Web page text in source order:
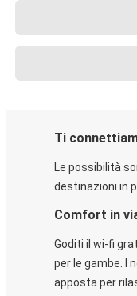
Ti
Le possibilità
destinazioni in
Comfort in
Goditi il wi-fi
per le gambe. I
apposta per